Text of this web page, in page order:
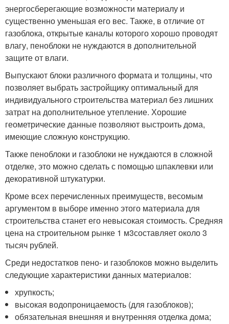
энергосберегающие возможности материалу и
существенно уменьшая его вес. Также, в отличие от
газоблока, открытые каналы которого хорошо проводят
влагу, пеноблоки не нуждаются в дополнительной
защите от влаги.
Выпускают блоки различного формата и толщины, что
позволяет выбрать застройщику оптимальный для
индивидуального строительства материал без лишних
затрат на дополнительное утепление. Хорошие
геометрические данные позволяют выстроить дома,
имеющие сложную конструкцию.
Также пеноблоки и газоблоки не нуждаются в сложной
отделке, это можно сделать с помощью шпаклевки или
декоративной штукатурки.
Кроме всех перечисленных преимуществ, весомым
аргументом в выборе именно этого материала для
строительства станет его невысокая стоимость. Средняя
цена на строительном рынке 1 м3составляет около 3
тысяч рублей.
Среди недостатков пено- и газоблоков можно выделить
следующие характеристики данных материалов:
хрупкость;
высокая водопроницаемость (для газоблоков);
обязательная внешняя и внутренняя отделка дома;